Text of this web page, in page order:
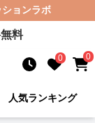
ョンラボ
料
0 0
人気ランキング